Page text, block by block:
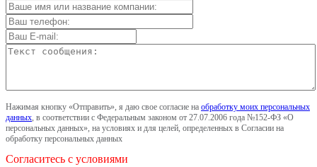
Нажимая кнопку «Отправить», я даю свое согласие на обработку моих персональных
данных, в соответствии с Федеральным законом от 27.07.2006 года №152-ФЗ «О
персональных данных», на условиях и для целей, определенных в Согласии на
обработку персональных данных
Согласитесь с условиями